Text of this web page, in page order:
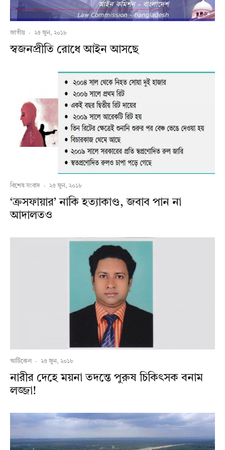
জাতীয় · ২৫ জুন, ২০১৮
স্বজনপ্রীতি রোধে আইন আসছে
বিশেষ সংবাদ · ২৫ জুন, ২০১৮
‘ক্রসফায়ার’ নাকি হত্যাকাণ্ড, জবাব পান না
আদালতও
আর্টিকেল · ২৫ জুন, ২০১৮
নারীর দেহে ময়না তদন্তে পুরুষ চিকিৎসক বনাম
লজ্জা!